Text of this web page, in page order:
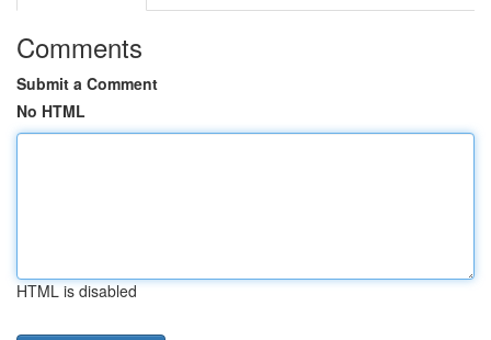
Comments
Submit a Comment
No HTML
HTML is disabled